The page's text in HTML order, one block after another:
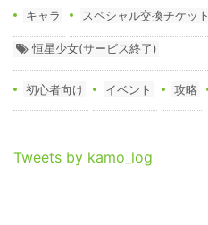
キャラ スペシャル交換チケット
恒星少女(サービス終了)
初心者向け イベント 攻略
Tweets by kamo_log